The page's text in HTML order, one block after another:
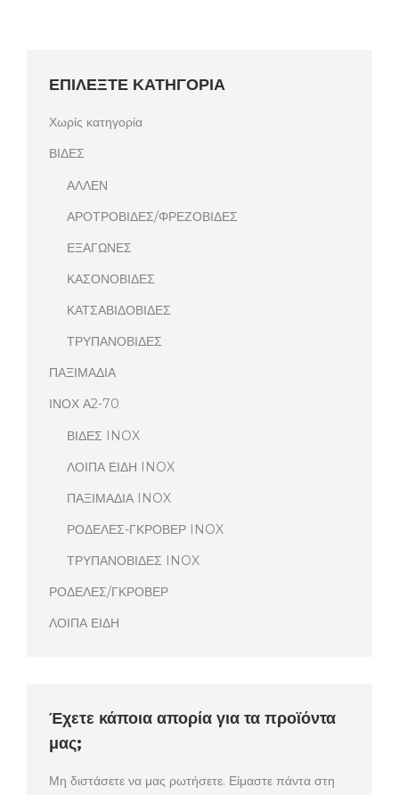
ΕΠΙΛΕΞΤΕ ΚΑΤΗΓΟΡΙΑ
Χωρίς κατηγορία
ΒΙΔΕΣ
ΑΛΛΕΝ
ΑΡΟΤΡΟΒΙΔΕΣ/ΦΡΕΖΟΒΙΔΕΣ
ΕΞΑΓΩΝΕΣ
ΚΑΣΟΝΟΒΙΔΕΣ
ΚΑΤΣΑΒΙΔΟΒΙΔΕΣ
ΤΡΥΠΑΝΟΒΙΔΕΣ
ΠΑΞΙΜΑΔΙΑ
ΙΝΟΧ Α2-70
ΒΙΔΕΣ INOX
ΛΟΙΠΑ ΕΙΔΗ INOX
ΠΑΞΙΜΑΔΙΑ INOX
ΡΟΔΕΛΕΣ-ΓΚΡΟΒΕΡ INOX
ΤΡΥΠΑΝΟΒΙΔΕΣ INOX
ΡΟΔΕΛΕΣ/ΓΚΡΟΒΕΡ
ΛΟΙΠΑ ΕΙΔΗ
Έχετε κάποια απορία για τα προϊόντα
μας;
Μη διστάσετε να μας ρωτήσετε. Είμαστε πάντα στη